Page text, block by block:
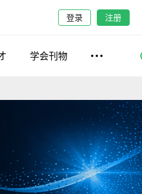
登录 注册
学会刊物